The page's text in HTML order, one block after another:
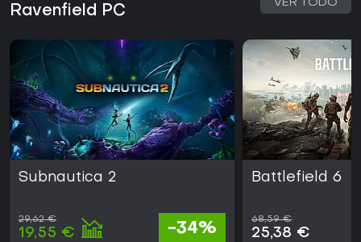
Ravenfield PC
VER TODO
Subnautica 2
29,62 €
19,55 € -34%
Battlefield 6
68,59 €
25,38 €